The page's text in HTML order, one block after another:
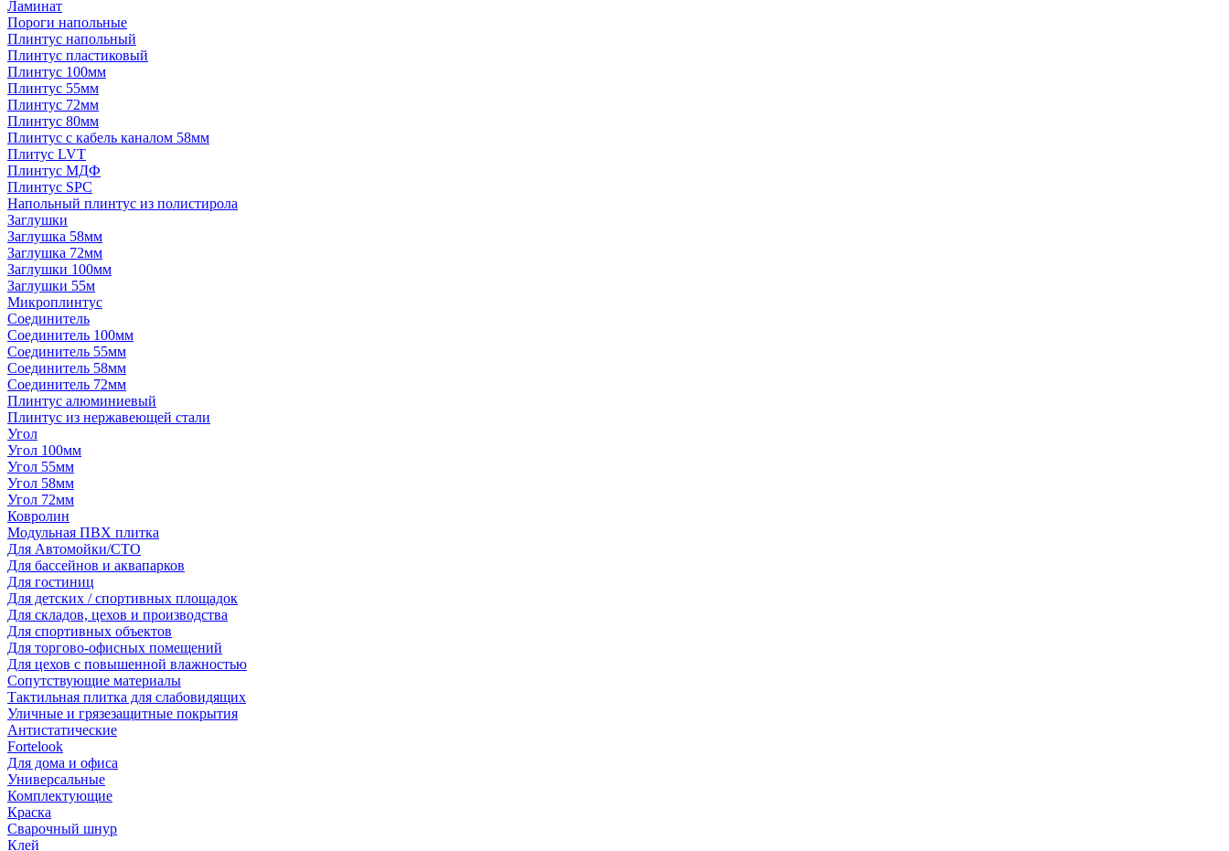
Ламинат
Пороги напольные
Плинтус напольный
Плинтус пластиковый
Плинтус 100мм
Плинтус 55мм
Плинтус 72мм
Плинтус 80мм
Плинтус с кабель каналом 58мм
Плитус LVT
Плинтус МДФ
Плинтус SPC
Напольный плинтус из полистирола
Заглушки
Заглушка 58мм
Заглушка 72мм
Заглушки 100мм
Заглушки 55м
Микроплинтус
Соединитель
Соединитель 100мм
Соединитель 55мм
Соединитель 58мм
Соединитель 72мм
Плинтус алюминиевый
Плинтус из нержавеющей стали
Угол
Угол 100мм
Угол 55мм
Угол 58мм
Угол 72мм
Ковролин
Модульная ПВХ плитка
Для Автомойки/СТО
Для бассейнов и аквапарков
Для гостиниц
Для детских / спортивных площадок
Для складов, цехов и производства
Для спортивных объектов
Для торгово-офисных помещений
Для цехов с повышенной влажностью
Сопутствующие материалы
Тактильная плитка для слабовидящих
Уличные и грязезащитные покрытия
Антистатические
Fortelook
Для дома и офиса
Универсальные
Комплектующие
Краска
Сварочный шнур
Клей